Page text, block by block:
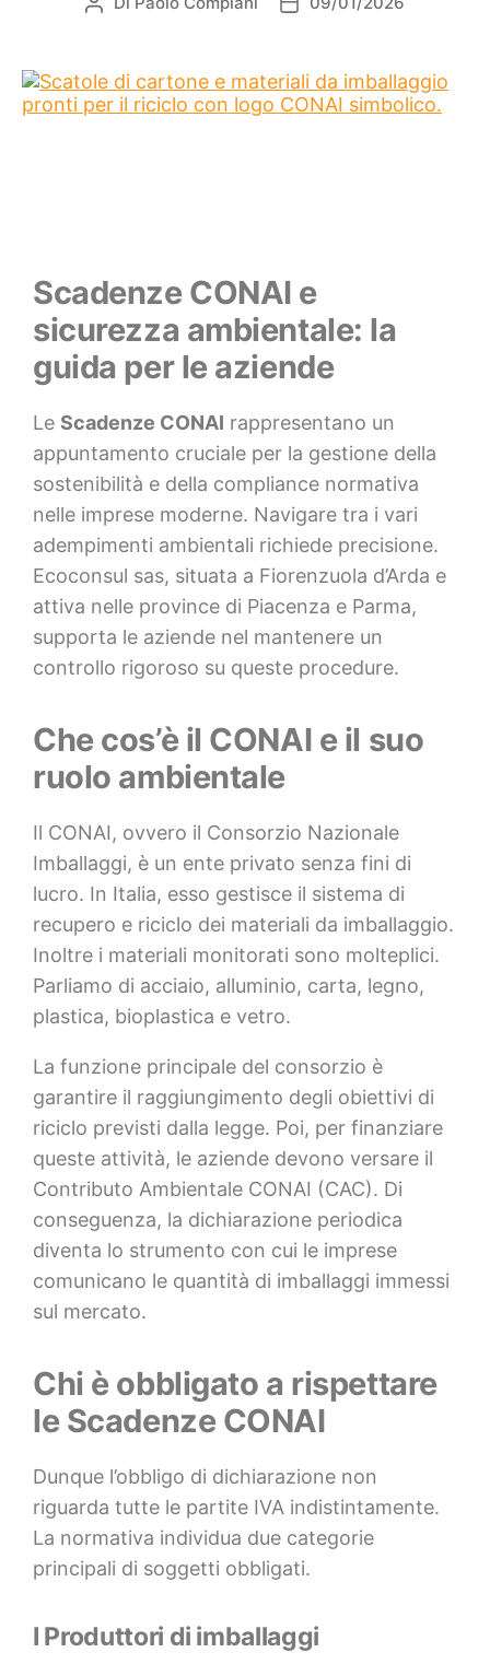
Scadenze CONAI e
sicurezza ambientale: la
guida per le aziende
Le Scadenze CONAI rappresentano un
appuntamento cruciale per la gestione della
sostenibilità e della compliance normativa
nelle imprese moderne. Navigare tra i vari
adempimenti ambientali richiede precisione.
Ecoconsul sas, situata a Fiorenzuola d’Arda e
attiva nelle province di Piacenza e Parma,
supporta le aziende nel mantenere un
controllo rigoroso su queste procedure.
Che cos’è il CONAI e il suo
ruolo ambientale
Il CONAI, ovvero il Consorzio Nazionale
Imballaggi, è un ente privato senza fini di
lucro. In Italia, esso gestisce il sistema di
recupero e riciclo dei materiali da imballaggio.
Inoltre i materiali monitorati sono molteplici.
Parliamo di acciaio, alluminio, carta, legno,
plastica, bioplastica e vetro.
La funzione principale del consorzio è
garantire il raggiungimento degli obiettivi di
riciclo previsti dalla legge. Poi, per finanziare
queste attività, le aziende devono versare il
Contributo Ambientale CONAI (CAC). Di
conseguenza, la dichiarazione periodica
diventa lo strumento con cui le imprese
comunicano le quantità di imballaggi immessi
sul mercato.
Chi è obbligato a rispettare
le Scadenze CONAI
Dunque l’obbligo di dichiarazione non
riguarda tutte le partite IVA indistintamente.
La normativa individua due categorie
principali di soggetti obbligati.
I Produttori di imballaggi